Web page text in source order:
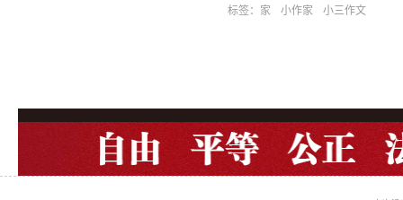
标签： 家 小作家 小三作文